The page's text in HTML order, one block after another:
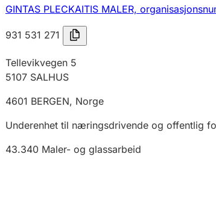
GINTAS PLECKAITIS MALER,
931 531 271
Tellevikvegen 5
5107 SALHUS
4601 BERGEN, Norge
Underenhet til næringsdrivende og offentlig
43.340 Maler- og glassarbeid